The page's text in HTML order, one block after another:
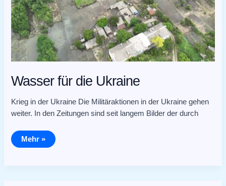
Wasser für die Ukraine
Krieg in der Ukraine Die Militäraktionen in der Ukraine gehen
weiter. In den Zeitungen sind seit langem Bilder der durch
Mehr »